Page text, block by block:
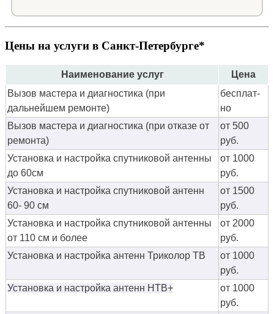
Цены на услуги в Санкт-Петербурге*
Наименование услуг
Цена
Вызов мастера и диагностика (при
дальнейшем ремонте)
бес­плат­
но
Вызов мастера и диагностика (при отказе от
ремонта)
от 500
руб.
Установка и настройка спутниковой антенны
до 60см
от 1000
руб.
Установка и настройка спутниковой антенн
60- 90 см
от 1500
руб.
Установка и настройка спутниковой антенны
от 110 см и более
от 2000
руб.
Установка и настройка антенн Триколор ТВ
от 1000
руб.
Установка и настройка антенн НТВ+
от 1000
руб.